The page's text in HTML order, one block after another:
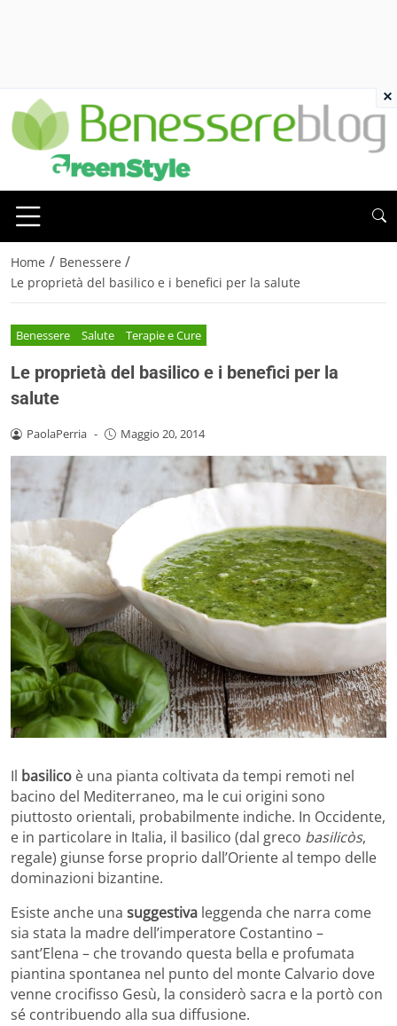
Home / Benessere /
Le proprietà del basilico e i benefici per la salute
Benessere Salute Terapie e Cure
Le proprietà del basilico e i benefici per la
salute
PaolaPerria - Maggio 20, 2014
Il basilico è una pianta coltivata da tempi remoti nel
bacino del Mediterraneo, ma le cui origini sono
piuttosto orientali, probabilmente indiche. In Occidente,
e in particolare in Italia, il basilico (dal greco basilicòs,
regale) giunse forse proprio dall’Oriente al tempo delle
dominazioni bizantine.
Esiste anche una suggestiva leggenda che narra come
sia stata la madre dell’imperatore Costantino –
sant’Elena – che trovando questa bella e profumata
piantina spontanea nel punto del monte Calvario dove
venne crocifisso Gesù, la considerò sacra e la portò con
sé contribuendo alla sua diffusione.
×